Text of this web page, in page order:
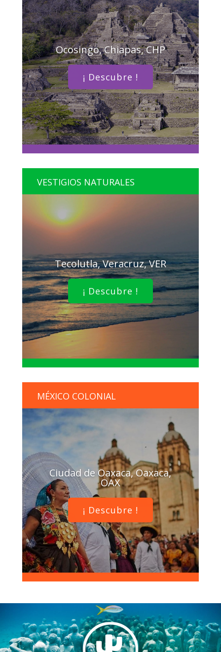
Ocosingo, Chiapas, CHP
¡ Descubre !
VESTIGIOS NATURALES
Tecolutla, Veracruz, VER
¡ Descubre !
MÉXICO COLONIAL
Ciudad de Oaxaca, Oaxaca,
OAX
¡ Descubre !